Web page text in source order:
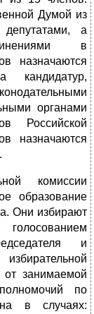
Думой из
депутатами, а
в
назначаются
органами
Российской
назначаются
комиссии
образование
Они избирают
и
занимаемой
по
в случаях: